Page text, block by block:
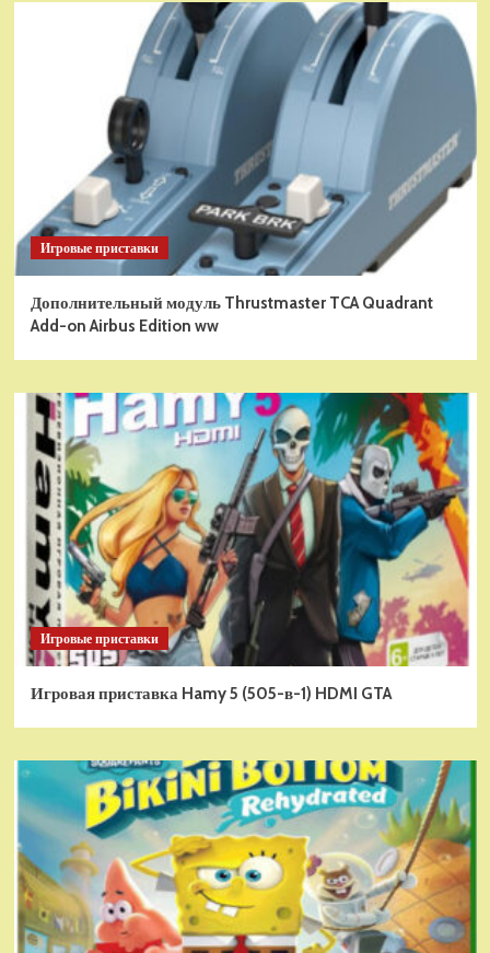
Игровые приставки
Дополнительный модуль Thrustmaster TCA Quadrant
Add-on Airbus Edition ww
Игровые приставки
Игровая приставка Hamy 5 (505-в-1) HDMI GTA